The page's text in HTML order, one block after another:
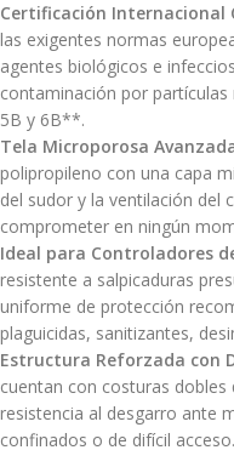
Certificación Internacional
las exigentes normas
agentes biológicos e
contaminación por
5B y 6B**.
Tela Microporosa
polipropileno con una capa
del sudor y la ventilación del
comprometer en ningún
Ideal para Controladores
resistente a salpicaduras
uniforme de protección
plaguicidas, sanitizantes,
Estructura Reforzada con
cuentan con costuras
resistencia al desgarro ante
confinados o de difícil acceso.